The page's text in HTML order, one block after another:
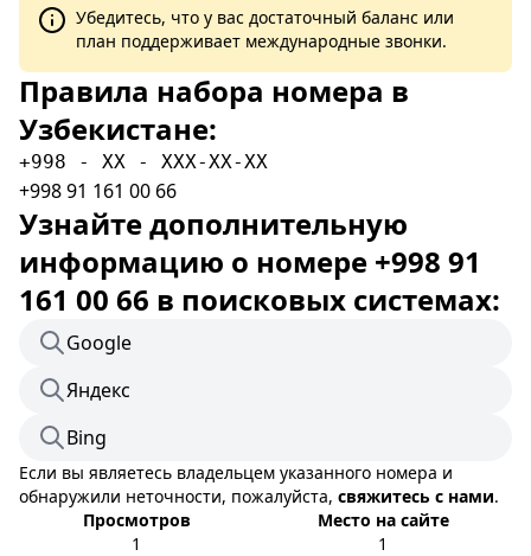
Убедитесь, что у вас достаточный баланс или
план поддерживает международные звонки.
Правила набора номера в
Узбекистане:
+998 - XX - XXX-XX-XX
+998 91 161 00 66
Узнайте дополнительную
информацию о номере +998 91
161 00 66 в поисковых системах:
Google
Яндекс
Bing
Если вы являетесь владельцем указанного номера и
обнаружили неточности, пожалуйста, свяжитесь с нами.
Просмотров
1
Место на сайте
1